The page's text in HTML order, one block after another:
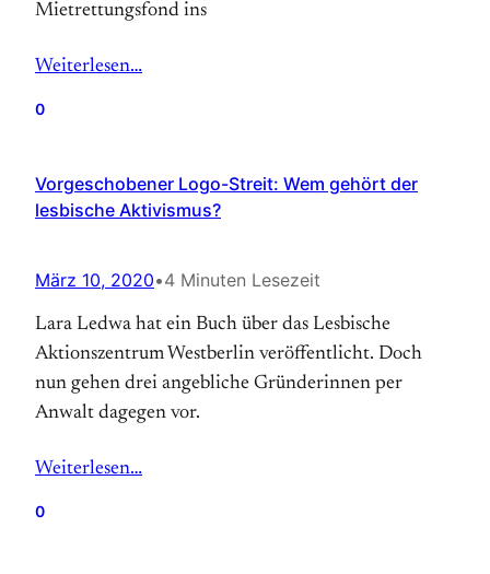
Mietrettungsfond ins
Weiterlesen…
0
Vorgeschobener Logo-Streit: Wem gehört der
lesbische Aktivismus?
März 10, 2020•4 Minuten Lesezeit
Lara Ledwa hat ein Buch über das Lesbische
Aktionszentrum Westberlin veröffentlicht. Doch
nun gehen drei angebliche Gründerinnen per
Anwalt dagegen vor.
Weiterlesen…
0